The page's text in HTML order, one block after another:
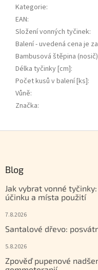
Kategorie:
EAN:
Složení vonných tyčinek:
Balení - uvedená cena je za
Bambusová štěpina (nosič)
Délka tyčinky [cm]:
Počet kusů v balení [ks]:
Vůně:
Značka:
Blog
Jak vybrat vonné
účinku a místa použití
7.8.2026
Santalové dřevo:
5.8.2026
Zpověď pupenové